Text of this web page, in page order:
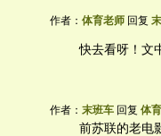
作者： 体育老师 回复
快去看呀！文
作者： 末班车 回复 体
前苏联的老电